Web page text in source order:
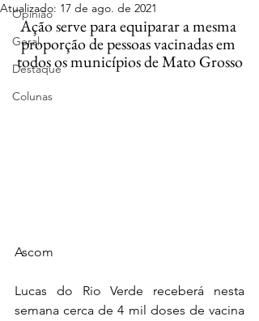
Opinião
Geral
Destaque
Colunas
Atualizado: 17 de ago. de 2021
Ação serve para equiparar a mesma
proporção de pessoas vacinadas em
todos os municípios de Mato Grosso
Ascom
Lucas do Rio Verde receberá nesta
semana cerca de 4 mil doses de vacina